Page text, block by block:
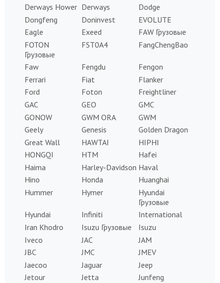
Derways Hower Derways
Dodge
Dongfeng
Doninvest
EVOLUTE
Eagle
Exeed
FAW Грузовые
FOTON
Грузовые
FST0A4 FangChengBao
Faw Fengdu
Fengon
Ferrari
Fiat
Flanker
Ford
Foton
Freightliner
GAC
GEO
GMC
GONOW
GWM ORA
GWM
Geely
Genesis
Golden Dragon
Great Wall
HAWTAI
HIPHI
HONGQI
HTM
Hafei
Haima
Harley-Davidson Haval
Hino
Honda
Huanghai
Hummer
Hymer
Hyundai
Грузовые
Hyundai
Infiniti
International
Iran Khodro
Isuzu Грузовые
Isuzu
Iveco
JAC
JAM
JBC
JMC
JMEV
Jaecoo
Jaguar
Jeep
Jetour
Jetta
Junfeng